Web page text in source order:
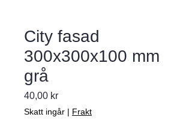
City fasad
300x300x100 mm
grå
40,00 krPris
Skatt ingår | Frakt